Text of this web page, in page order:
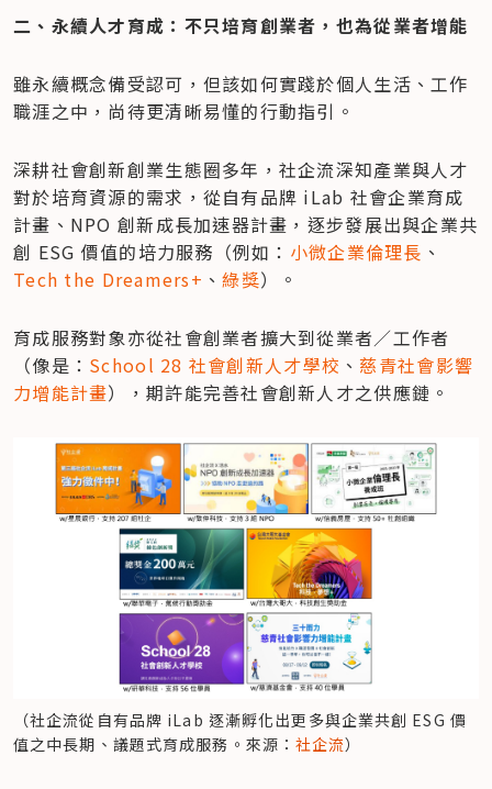
二、永續人才育成：不只培育創業者，也為從業者增能
雖永續概念備受認可，但該如何實踐於個人生活、工作
職涯之中，尚待更清晰易懂的行動指引。
深耕社會創新創業生態圈多年，社企流深知產業與人才
對於培育資源的需求，從自有品牌 iLab 社會企業育成
計畫、NPO 創新成長加速器計畫，逐步發展出與企業共
創 ESG 價值的培力服務（例如： 小微企業倫理長 、
Tech the Dreamers+ 、綠獎）。
育成服務對象亦從社會創業者擴大到從業者／工作者
（像是： School 28 社會創新人才學校 、 慈青社會影響
力增能計畫），期許能完善社會創新人才之供應鏈。
（社企流從自有品牌 iLab 逐漸孵化出更多與企業共創 ESG 價
值之中長期、議題式育成服務。來源：社企流）